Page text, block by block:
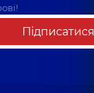
Підписатися